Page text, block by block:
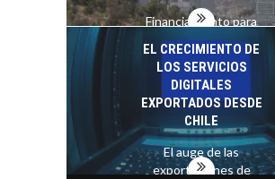
Financiamiento para
pymes en Chile:
alternativas que
trascienden el
crédito…
EL CRECIMIENTO DE
LOS SERVICIOS
DIGITALES
EXPORTADOS DESDE
CHILE
El auge de las
exportaciones de